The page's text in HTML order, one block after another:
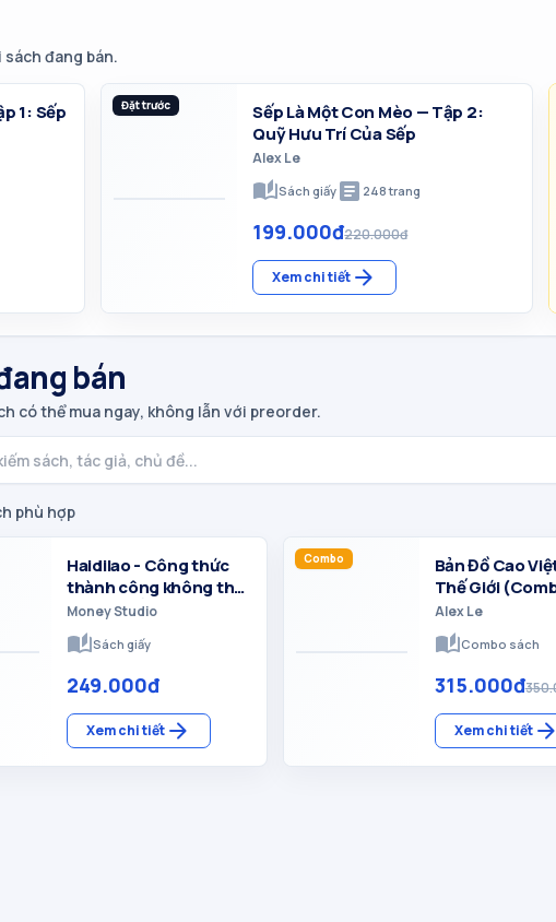
đang bán.
1: Sếp
Đặt trước
Sếp Là Một Con Mèo — Tập 2:
Quỹ Hưu Trí Của Sếp
Alex Le
auto_storiesSách giấy article 248trang
199.000đ220.000đ
Xem chi tiết arrow_forward
bán
có thể mua ngay, không lẫn với preorder.
phù hợp
Haidilao - Công thức
thành công không thể
bị đánh cắp
Money Studio
auto_storiesSách giấy
249.000đ
Xem chi tiết arrow_forward
Combo
Bản Đồ Cao
Thế Giới
kiệm)
Alex Le
auto_storiesCombo sách
315.000đ
Xem chi tiếtarrow_forward